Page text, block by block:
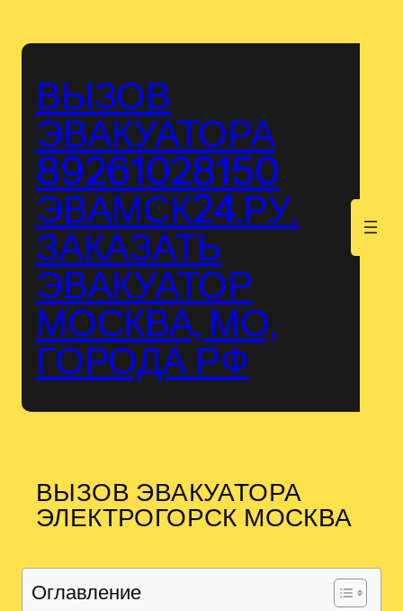
ВЫЗОВ
ЭВАКУАТОРА
89261028150
ЭВАМСК24.РУ.
ЗАКАЗАТЬ
ЭВАКУАТОР
МОСКВА, МО,
ГОРОДА РФ
ВЫЗОВ ЭВАКУАТОРА
ЭЛЕКТРОГОРСК МОСКВА
Оглавление